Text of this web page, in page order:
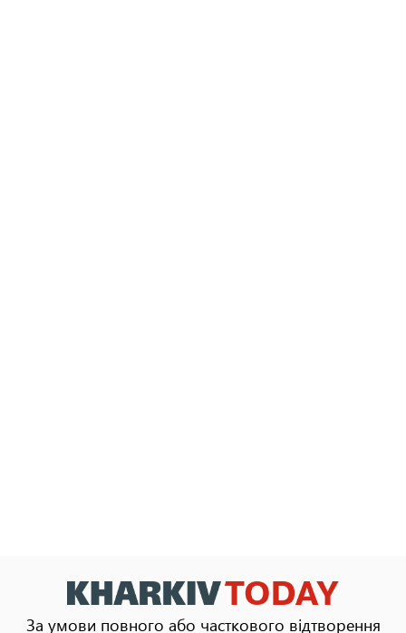
За умови повного або часткового відтворення